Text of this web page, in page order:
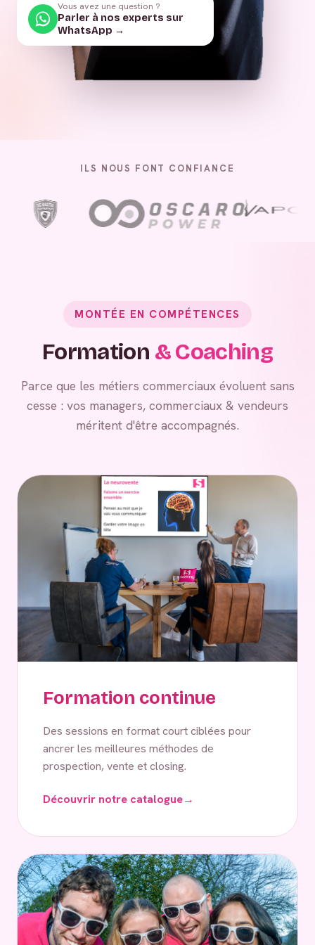
Vous avez une question ?
Parler à nos experts sur
WhatsApp →
ILS NOUS FONT CONFIANCE
MONTÉE EN COMPÉTENCES
Formation & Coaching
Parce que les métiers commerciaux évoluent sans
cesse : vos managers, commerciaux & vendeurs
méritent d'être accompagnés.
Formation continue
Des sessions en format court ciblées pour
ancrer les meilleures méthodes de
prospection, vente et closing.
Découvrir notre catalogue→